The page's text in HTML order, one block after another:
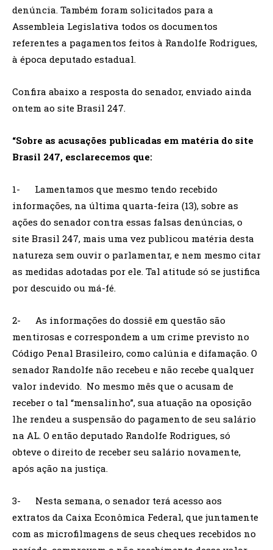
denúncia. Também foram solicitados para a
Assembleia Legislativa todos os documentos
referentes a pagamentos feitos à Randolfe Rodrigues,
à época deputado estadual.
Confira abaixo a resposta do senador, enviado ainda
ontem ao site Brasil 247.
“Sobre as acusações publicadas em matéria do site
Brasil 247, esclarecemos que:
1- Lamentamos que mesmo tendo recebido
informações, na última quarta-feira (13), sobre as
ações do senador contra essas falsas denúncias, o
site Brasil 247, mais uma vez publicou matéria desta
natureza sem ouvir o parlamentar, e nem mesmo citar
as medidas adotadas por ele. Tal atitude só se justifica
por descuido ou má-fé.
2- As informações do dossiê em questão são
mentirosas e correspondem a um crime previsto no
Código Penal Brasileiro, como calúnia e difamação. O
senador Randolfe não recebeu e não recebe qualquer
valor indevido. No mesmo mês que o acusam de
receber o tal “mensalinho”, sua atuação na oposição
lhe rendeu a suspensão do pagamento de seu salário
na AL. O então deputado Randolfe Rodrigues, só
obteve o direito de receber seu salário novamente,
após ação na justiça.
3- Nesta semana, o senador terá acesso aos
extratos da Caixa Econômica Federal, que juntamente
com as microfilmagens de seus cheques recebidos no